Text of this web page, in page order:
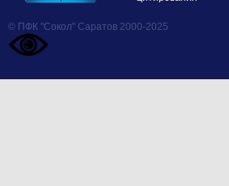
© ПФК "Сокол" Саратов 2000-2025